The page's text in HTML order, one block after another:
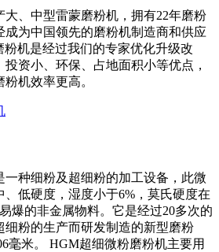
大、中型雷蒙磨粉机，拥有22年磨粉
成为中国领先的磨粉机制造商和供应
粉机是经过我们的专家优化升级改
资小、环保、占地面积小等优点，
机效率更高。
一种细粉及超细粉的加工设备，此微
、低硬度，湿度小于6%，莫氏硬度在
爆的非金属物料。它是经过20多次的
细粉的生产而研发制造的新型磨粉
毫米。 HGM超细微粉磨粉机主要用